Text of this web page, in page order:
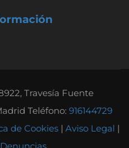
Travesía Fuente
Teléfono: 916144729
de Cookies | Aviso Legal |